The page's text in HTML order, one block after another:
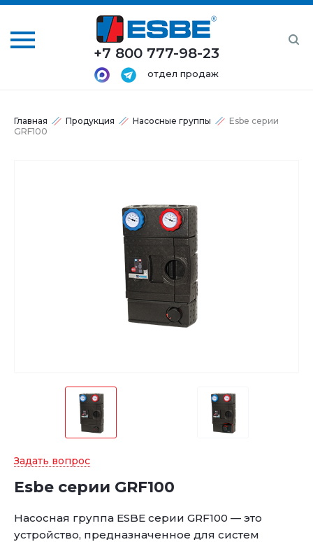
+7 800 777-98-23
отдел продаж
Главная Продукция Насосные группы
Esbe серии
GRF100
Задать вопрос
Esbe серии GRF100
Насосная группа ESBE серии GRF100 — это
устройство, предназначенное для систем